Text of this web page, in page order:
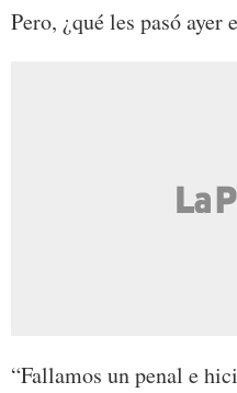
Pero, ¿qué les pasó
“Fallamos un penal e